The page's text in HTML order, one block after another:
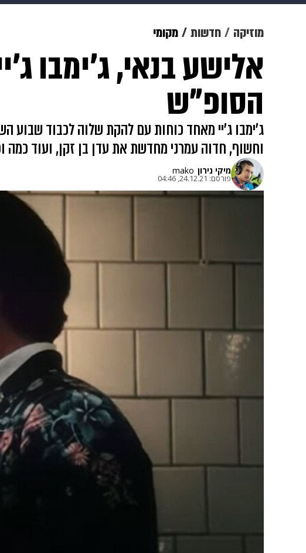
מוזיקה
דיגיטל גאווה ויוה משפט תשעה
מוזיקה חדשות מקומי
הסופ"ש
ג'ימבו ג'יי מאחד כוחות עם להקת שלוה לכבוד שבוע
וחשוף, חדוה עמרני מחדשת את עדן בן זקן, ועוד כמה
מיקי נירון mako
פורסם: 24.12.21, 04:46